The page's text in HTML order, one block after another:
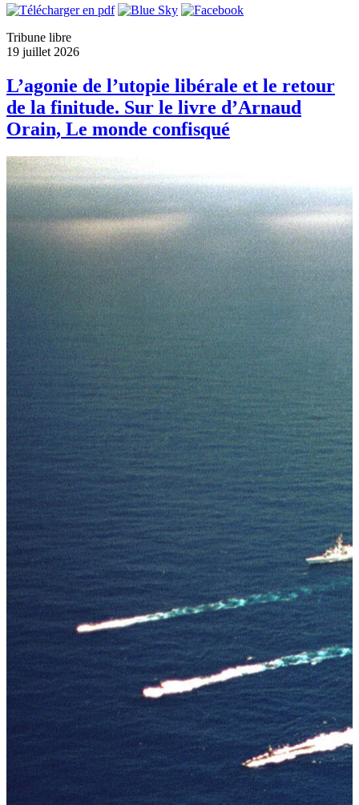
Tribune libre
19 juillet 2026
L’agonie de l’utopie libérale et le retour
de la finitude. Sur le livre d’Arnaud
Orain, Le monde confisqué